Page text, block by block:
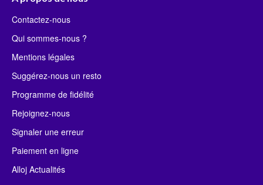
Contactez-nous
Qui sommes-nous ?
Mentions légales
Suggérez-nous un resto
Programme de fidélité
Rejoignez-nous
Signaler une erreur
Paiement en ligne
Alloj Actualités